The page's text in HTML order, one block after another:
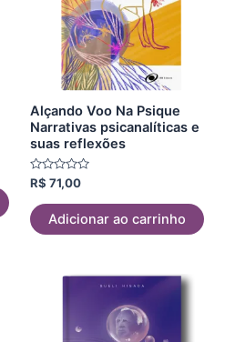
Alçando Voo Na Psique
Narrativas psicanalíticas e
suas reflexões
Avaliação
0
de
5
R$ 71,00
Adicionar ao carrinho